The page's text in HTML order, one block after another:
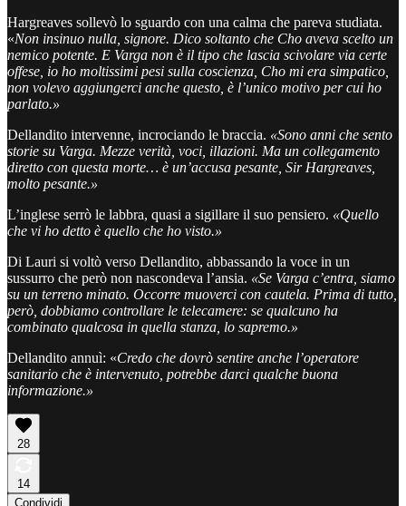
Hargreaves sollevò lo sguardo con una calma che pareva studiata.
«Non insinuo nulla, signore. Dico soltanto che Cho aveva scelto un
nemico potente. E Varga non è il tipo che lascia scivolare via certe
offese, io ho moltissimi pesi sulla coscienza, Cho mi era simpatico,
non volevo aggiungerci anche questo, è l’unico motivo per cui ho
parlato.»
Dellandito intervenne, incrociando le braccia. «Sono anni che sento
storie su Varga. Mezze verità, voci, illazioni. Ma un collegamento
diretto con questa morte… è un’accusa pesante, Sir Hargreaves,
molto pesante.»
L’inglese serrò le labbra, quasi a sigillare il suo pensiero. «Quello
che vi ho detto è quello che ho visto.»
Di Lauri si voltò verso Dellandito, abbassando la voce in un
sussurro che però non nascondeva l’ansia. «Se Varga c’entra, siamo
su un terreno minato. Occorre muoverci con cautela. Prima di tutto,
però, dobbiamo controllare le telecamere: se qualcuno ha
combinato qualcosa in quella stanza, lo sapremo.»
Dellandito annuì: «Credo che dovrò sentire anche l’operatore
sanitario che è intervenuto, potrebbe darci qualche buona
informazione.»
28
14
Condividi